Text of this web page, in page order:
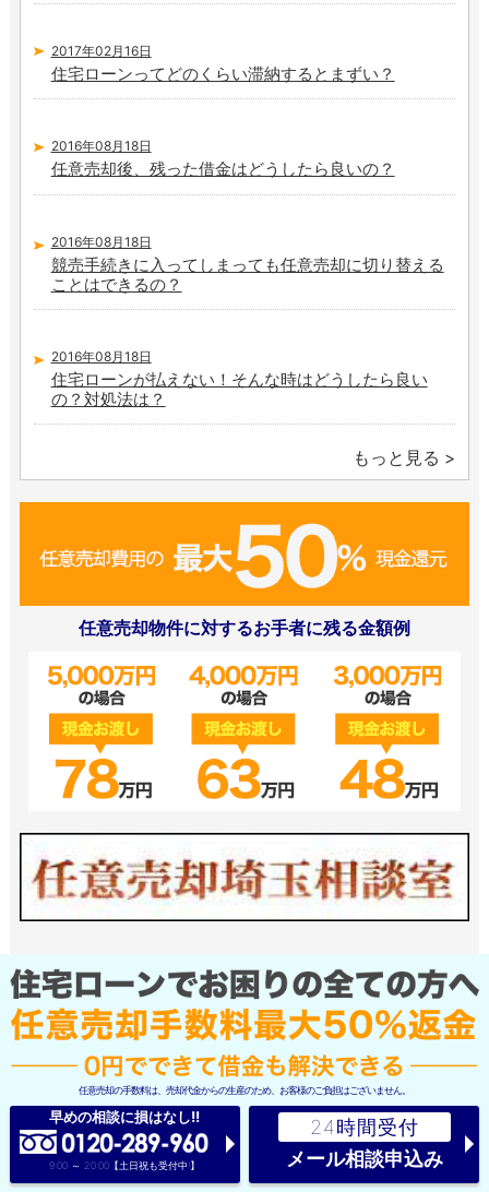
2017年02月16日
住宅ローンってどのくらい滞納するとまずい？
2016年08月18日
任意売却後、残った借金はどうしたら良いの？
2016年08月18日
競売手続きに入ってしまっても任意売却に切り替える
ことはできるの？
2016年08月18日
住宅ローンが払えない！そんな時はどうしたら良い
の？対処法は？
もっと見る
任意売却物件に対するお手者に残る金額例
任意売却の手数料は、売却代金からの生産のため、お客様のご負担はございません。
早めの相談に損はなし!!
9:00 ～ 20:00【土日祝も受付中!】
24時間受付
メール相談申込み